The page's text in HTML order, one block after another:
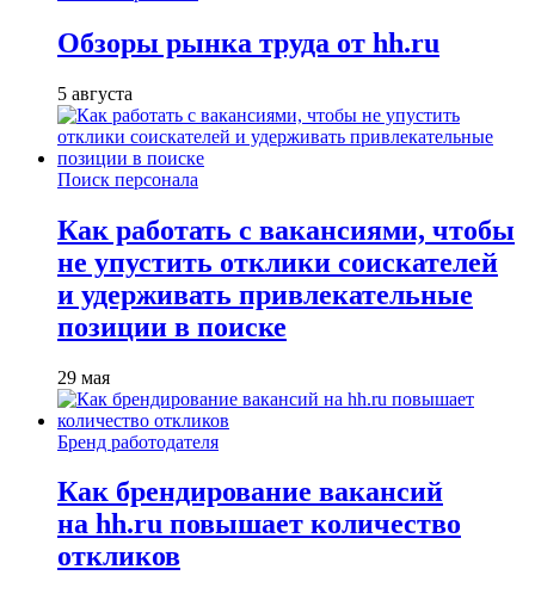
Обзоры рынка труда от hh.ru
5 августа
Поиск персонала
Как работать с вакансиями, чтобы
не упустить отклики соискателей
и удерживать привлекательные
позиции в поиске
29 мая
Бренд работодателя
Как брендирование вакансий
на hh.ru повышает количество
откликов